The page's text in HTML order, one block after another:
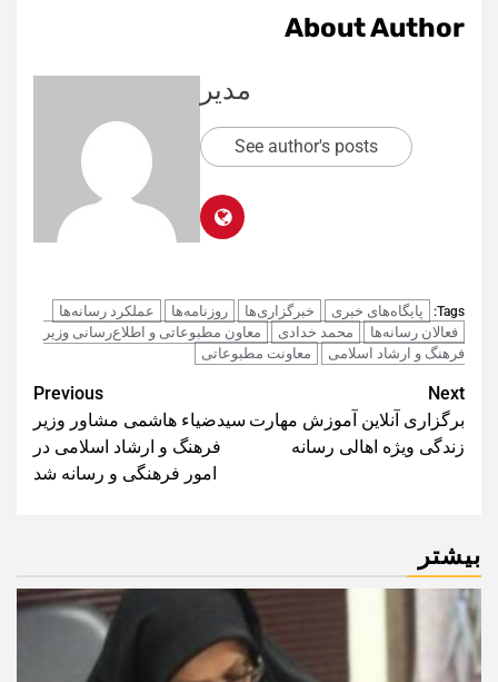
About Author
مدیر
See author's posts
Tags: پایگاه‌های خبری خبرگزاری‌ها روزنامه‌ها
عملکرد رسانه‌ها
فعالان رسانه‌ها
محمد خدادی
معاون مطبوعاتی و اطلاع‌رسانی وزیر
فرهنگ و ارشاد اسلامی
معاونت مطبوعاتی
Post
navigation
Previous
سیدضیاء هاشمی مشاور وزیر
فرهنگ و ارشاد اسلامی در
امور فرهنگی و رسانه شد
Next
برگزاری آنلاین آموزش مهارت
زندگی ویژه اهالی رسانه
بیشتر